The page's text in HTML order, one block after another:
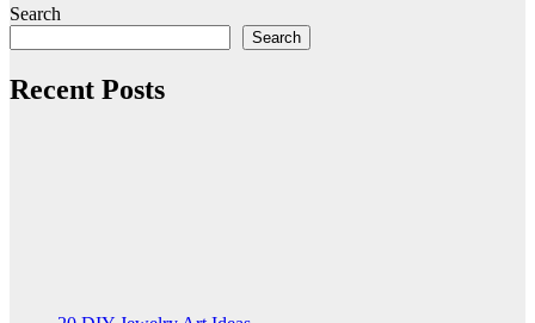
Search
Search
Recent Posts